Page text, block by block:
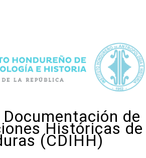
de
Históricas de
(CDIHH)